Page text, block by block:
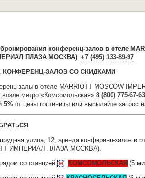
бронирования конференц-залов в отеле
ПЛАЗА МОСКВА) +7 (495) 133-89-97
КОНФЕРЕНЦ-ЗАЛОВ СО СКИДКАМИ
залы в отеле MARRIOTT MOSCOW
метро «Комсомольская» 8 (800) 775-67-63
5% от цены гостиницы или высылайте запрос
улица, 12, аренда конференц-залов в
ИМПЕРИАЛ ПЛАЗА МОСКВА).
со станцией
КОМСОМОЛЬСКАЯ (5